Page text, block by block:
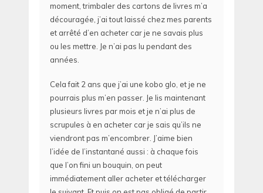
moment, trimbaler des cartons de livres m’a
découragée, j’ai tout laissé chez mes parents
et arrêté d’en acheter car je ne savais plus
ou les mettre. Je n’ai pas lu pendant des
années.
Cela fait 2 ans que j’ai une kobo glo, et je ne
pourrais plus m’en passer. Je lis maintenant
plusieurs livres par mois et je n’ai plus de
scrupules à en acheter car je sais qu’ils ne
viendront pas m’encombrer. J’aime bien
l’idée de l’instantané aussi : à chaque fois
que l’on fini un bouquin, on peut
immédiatement aller acheter et télécharger